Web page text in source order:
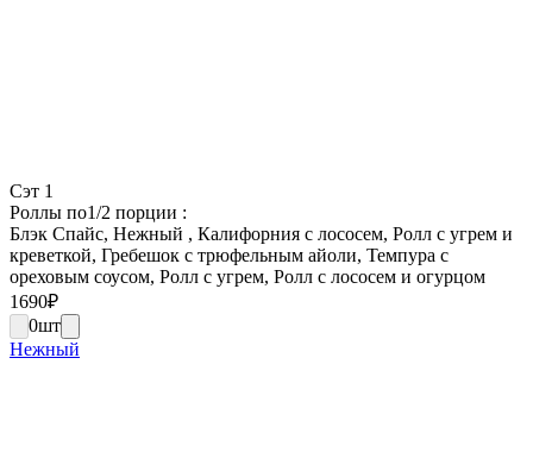
Сэт 1
Роллы по1/2 порции :
Блэк Спайс, Нежный , Калифорния с лососем, Ролл с угрем и
креветкой, Гребешок с трюфельным айоли, Темпура с
ореховым соусом, Ролл с угрем, Ролл с лососем и огурцом
1690₽
0шт
Нежный